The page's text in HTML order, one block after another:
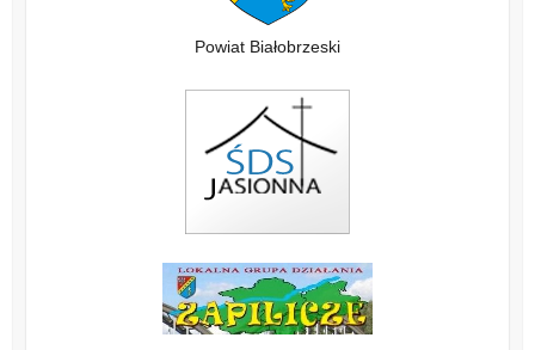
Powiat Białobrzeski